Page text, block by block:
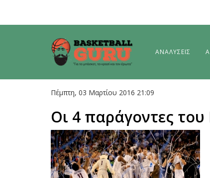
ΑΝΑΛΥΣΕΙΣ
Πέμπτη, 03 Μαρτίου 2016 21:09
Οι 4 παράγοντες